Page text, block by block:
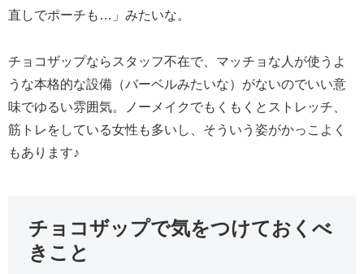
直しでポーチも…」みたいな。
チョコザップならスタッフ不在で、マッチョな人が使うよ
うな本格的な設備（バーベルみたいな）がないのでいい意
味でゆるい雰囲気。ノーメイクでもくもくとストレッチ、
筋トレをしている女性も多いし、そういう姿がかっこよく
もあります♪
チョコザップで気をつけておくべ
きこと